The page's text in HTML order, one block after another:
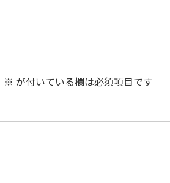
※ が付いている欄は必須項目です